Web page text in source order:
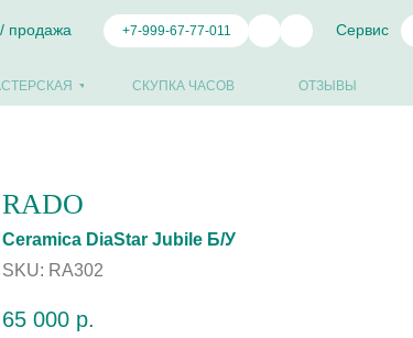
продажа Сервис
СКУПКА ЧАСОВ ОТЗЫВЫ
+7-999-67-77-011
RADO
Ceramica DiaStаr Jubile Б/У
SKU: RA302
65 000 р.